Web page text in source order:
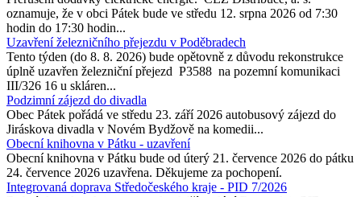
oznamuje, že v obci Pátek bude ve středu 12. srpna 2026 od 7:30
hodin do 17:30 hodin...
Uzavření železničního přejezdu v Poděbradech
Tento týden (do 8. 8. 2026) bude opětovně z důvodu rekonstrukce
úplně uzavřen železniční přejezd P3588 na pozemní komunikaci
III/326 16 u skláren...
Podzimní zájezd do divadla
Obec Pátek pořádá ve středu 23. září 2026 autobusový zájezd do
Jiráskova divadla v Novém Bydžově na komedii...
Obecní knihovna v Pátku - uzavření
Obecní knihovna v Pátku bude od úterý 21. července 2026 do pátku
24. července 2026 uzavřena. Děkujeme za pochopení.
Integrovaná doprava Středočeského kraje - PID 7/2026